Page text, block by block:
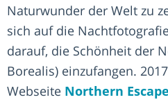
Naturwunder der Welt zu
sich auf die
darauf, die Schönheit der
Borealis) einzufangen.
Webseite Northern